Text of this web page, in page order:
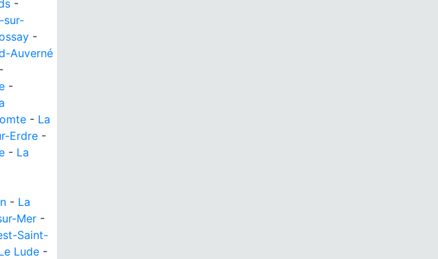
-
sur-
-
Auverné
-
-
- La
Erdre -
- La
- La
Mer -
Saint-
Lude -